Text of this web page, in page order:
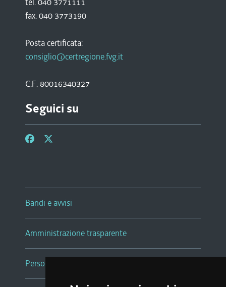
fax. 040 3773190
Posta certificata:
consiglio@certregione.fvg.it
C.F. 80016340327
Seguici su
Bandi e avvisi
Amministrazione trasparente
Persone e Uffici